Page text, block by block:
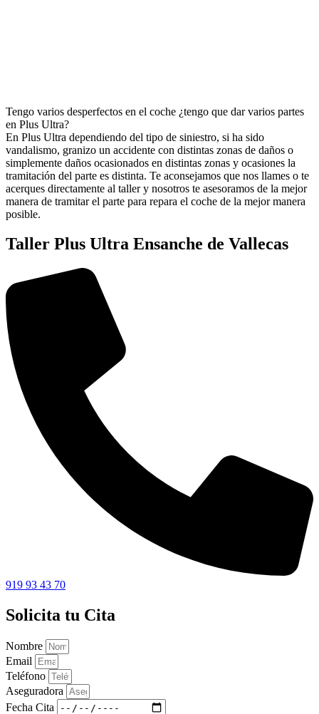
Tengo varios desperfectos en el coche ¿tengo que dar varios partes
en Plus Ultra?
En Plus Ultra dependiendo del tipo de siniestro, si ha sido
vandalismo, granizo un accidente con distintas zonas de daños o
simplemente daños ocasionados en distintas zonas y ocasiones la
tramitación del parte es distinta. Te aconsejamos que nos llames o te
acerques directamente al taller y nosotros te asesoramos de la mejor
manera de tramitar el parte para repara el coche de la mejor manera
posible.
Taller Plus Ultra Ensanche de Vallecas
919 93 43 70
Solicita tu Cita
Nombre
Email
Teléfono
Aseguradora
Fecha Cita